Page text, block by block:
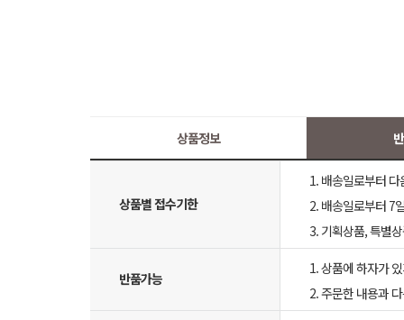
상품정보
상품별 접수기한
1. 배송일로부터
2. 배송일로부터 7
3. 기획상품, 특별
반품가능
1. 상품에 하자가
2. 주문한 내용과